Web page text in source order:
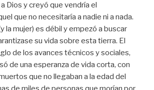
Dios y creyó que vendría el
que no necesitaría a nadie ni a nada.
la mujer) es débil y empezó a buscar
su vida sobre esta tierra. El
de los avances técnicos y sociales,
de una esperanza de vida corta, con
que no llegaban a la edad del